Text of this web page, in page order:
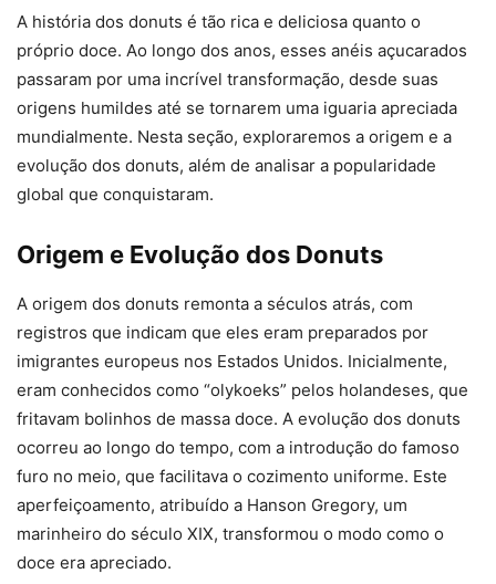
A história dos donuts é tão rica e deliciosa quanto o
próprio doce. Ao longo dos anos, esses anéis açucarados
passaram por uma incrível transformação, desde suas
origens humildes até se tornarem uma iguaria apreciada
mundialmente. Nesta seção, exploraremos a origem e a
evolução dos donuts, além de analisar a popularidade
global que conquistaram.
Origem e Evolução dos Donuts
A origem dos donuts remonta a séculos atrás, com
registros que indicam que eles eram preparados por
imigrantes europeus nos Estados Unidos. Inicialmente,
eram conhecidos como “olykoeks” pelos holandeses, que
fritavam bolinhos de massa doce. A evolução dos donuts
ocorreu ao longo do tempo, com a introdução do famoso
furo no meio, que facilitava o cozimento uniforme. Este
aperfeiçoamento, atribuído a Hanson Gregory, um
marinheiro do século XIX, transformou o modo como o
doce era apreciado.